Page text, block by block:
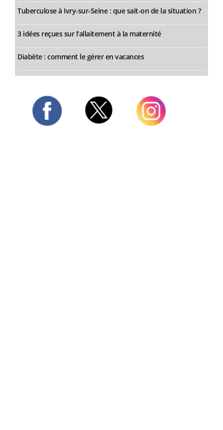
Tuberculose à Ivry-sur-Seine : que sait-on de la situation ?
3 idées reçues sur l’allaitement à la maternité
Diabète : comment le gérer en vacances